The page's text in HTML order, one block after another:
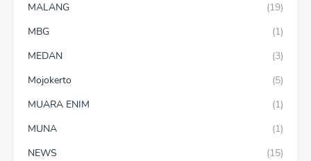
MALANG
(19)
MBG
(1)
MEDAN
(3)
Mojokerto
(5)
MUARA ENIM
(1)
MUNA
(1)
NEWS
(15)